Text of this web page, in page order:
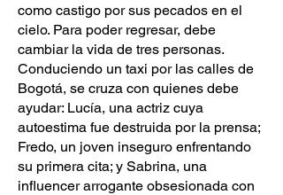
como castigo por sus pecados en el
cielo. Para poder regresar, debe
cambiar la vida de tres personas.
Conduciendo un taxi por las calles de
Bogotá, se cruza con quienes debe
ayudar: Lucía, una actriz cuya
autoestima fue destruida por la prensa;
Fredo, un joven inseguro enfrentando
su primera cita; y Sabrina, una
influencer arrogante obsesionada con